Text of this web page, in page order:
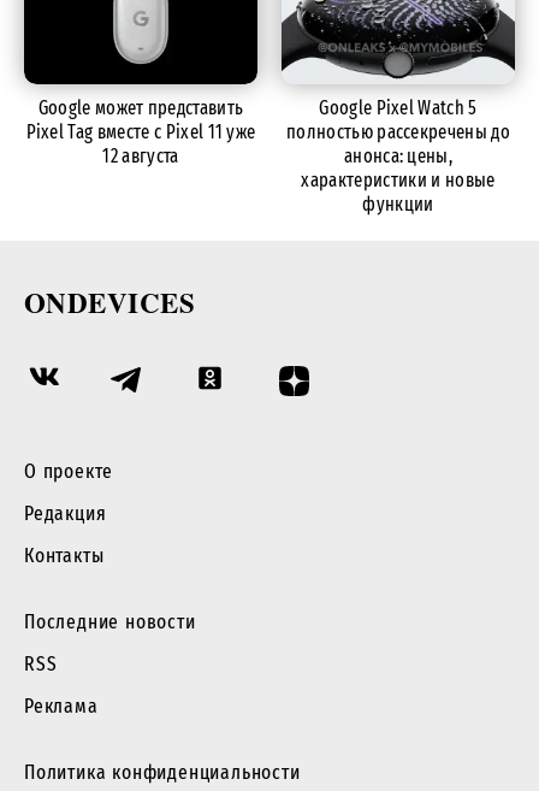
Google может представить
Pixel Tag вместе с Pixel 11 уже
12 августа
Google Pixel Watch 5
полностью рассекречены до
анонса: цены,
характеристики и новые
функции
ONDEVICES
О проекте
Редакция
Контакты
Последние новости
RSS
Реклама
Политика конфиденциальности